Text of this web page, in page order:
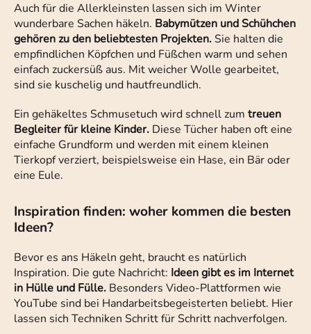
Auch für die Allerkleinsten lassen sich im Winter
wunderbare Sachen häkeln. Babymützen und Schühchen
gehören zu den beliebtesten Projekten.Sie halten die
empfindlichen Köpfchen und Füßchen warm und sehen
einfach zuckersüß aus. Mit weicher Wolle gearbeitet,
sind sie kuschelig und hautfreundlich.
Ein gehäkeltes Schmusetuch wird schnell zum treuen
Begleiter für kleine Kinder. Diese Tücher haben oft eine
einfache Grundform und werden mit einem kleinen
Tierkopf verziert, beispielsweise ein Hase, ein Bär oder
eine Eule.
Inspiration finden: woher kommen die besten
Ideen?
Bevor es ans Häkeln geht, braucht es natürlich
Inspiration. Die gute Nachricht: Ideen gibt es im Internet
in Hülle und Fülle. Besonders Video-Plattformen wie
YouTube sind bei Handarbeitsbegeisterten beliebt. Hier
lassen sich Techniken Schritt für Schritt nachverfolgen.